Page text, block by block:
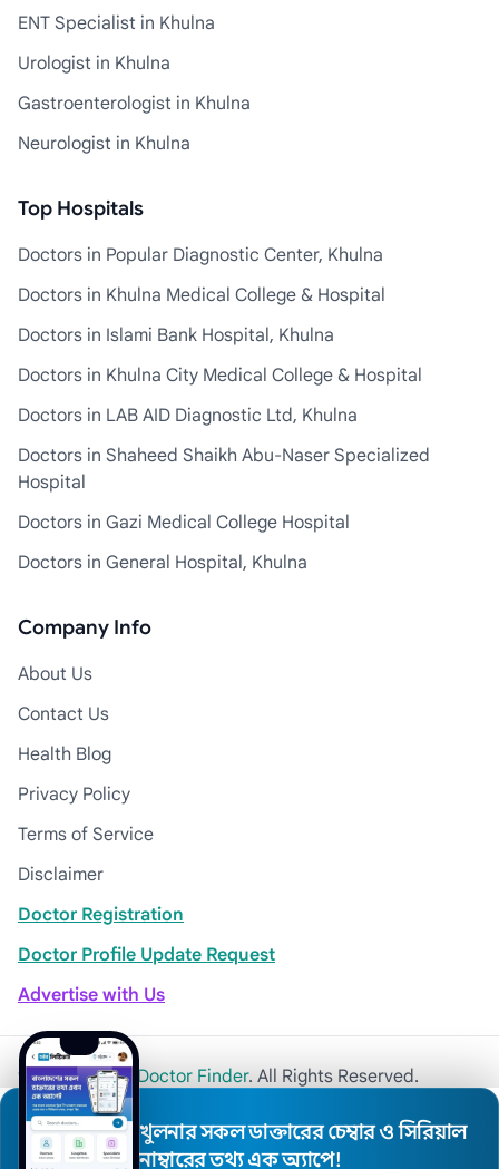
ENT Specialist in Khulna
Urologist in Khulna
Gastroenterologist in Khulna
Neurologist in Khulna
Top Hospitals
Doctors in Popular Diagnostic Center, Khulna
Doctors in Khulna Medical College & Hospital
Doctors in Islami Bank Hospital, Khulna
Doctors in Khulna City Medical College & Hospital
Doctors in LAB AID Diagnostic Ltd, Khulna
Doctors in Shaheed Shaikh Abu-Naser Specialized
Hospital
Doctors in Gazi Medical College Hospital
Doctors in General Hospital, Khulna
Company Info
About Us
Contact Us
Health Blog
Privacy Policy
Terms of Service
Disclaimer
Doctor Registration
Doctor Profile Update Request
Advertise with Us
© 2026Khulna Doctor Finder. All Rights Reserved.
খুলনার সকল ডাক্তারের চেম্বার ও সিরিয়াল
নাম্বারের তথ্য এক অ্যাপে!